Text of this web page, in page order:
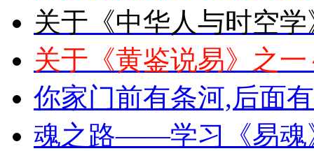
关于《中华人与时空
关于《黄鉴说易》之
你家门前有条河,后面
魂之路——学习《易